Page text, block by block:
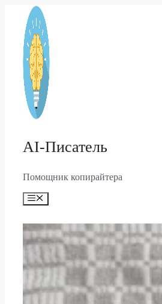
Перейти
содержимому
AI-Писатель
Помощник копирайтера
Меню